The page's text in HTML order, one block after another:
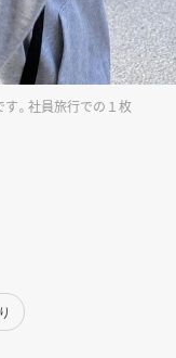
。社員旅行での１枚